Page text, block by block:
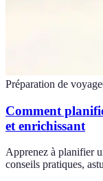
Préparation de voyage
Comment
et enrichissant
Apprenez à planifier
conseils pratiques,